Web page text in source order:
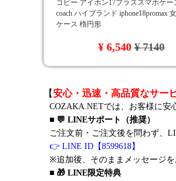
コピー アイホン17プラススマホケー
coach ハイブランド iphone18promax
ケース 楕円形
¥ 6,540¥ 7140
【安心・迅速・高品質なサー
COZAKA.NETでは、お客様に安
■ 💬 LINEサポート（推奨）
ご注文前・ご注文後を問わず、
👉 LINE ID【8599618】
※追加後、そのままメッセージを
■ 🎁 LINE限定特典